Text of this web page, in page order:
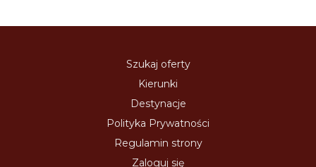
Szukaj oferty
Kierunki
Destynacje
Polityka Prywatności
Regulamin strony
Zaloguj się